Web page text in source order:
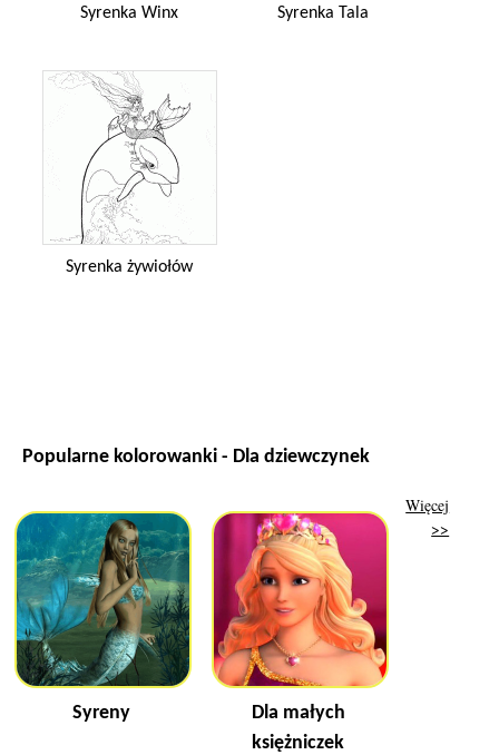
Syrenka Winx Syrenka Tala
Syrenka żywiołów
Popularne kolorowanki - Dla dziewczynek
Syreny
Dla małych
księżniczek
Więcej
>>